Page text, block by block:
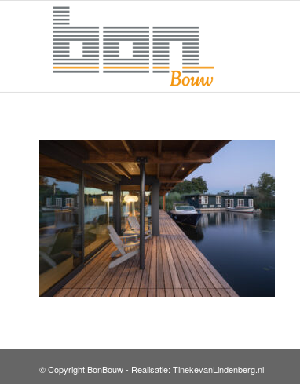
© Copyright BonBouw - Realisatie: TinekevanLindenberg.nl